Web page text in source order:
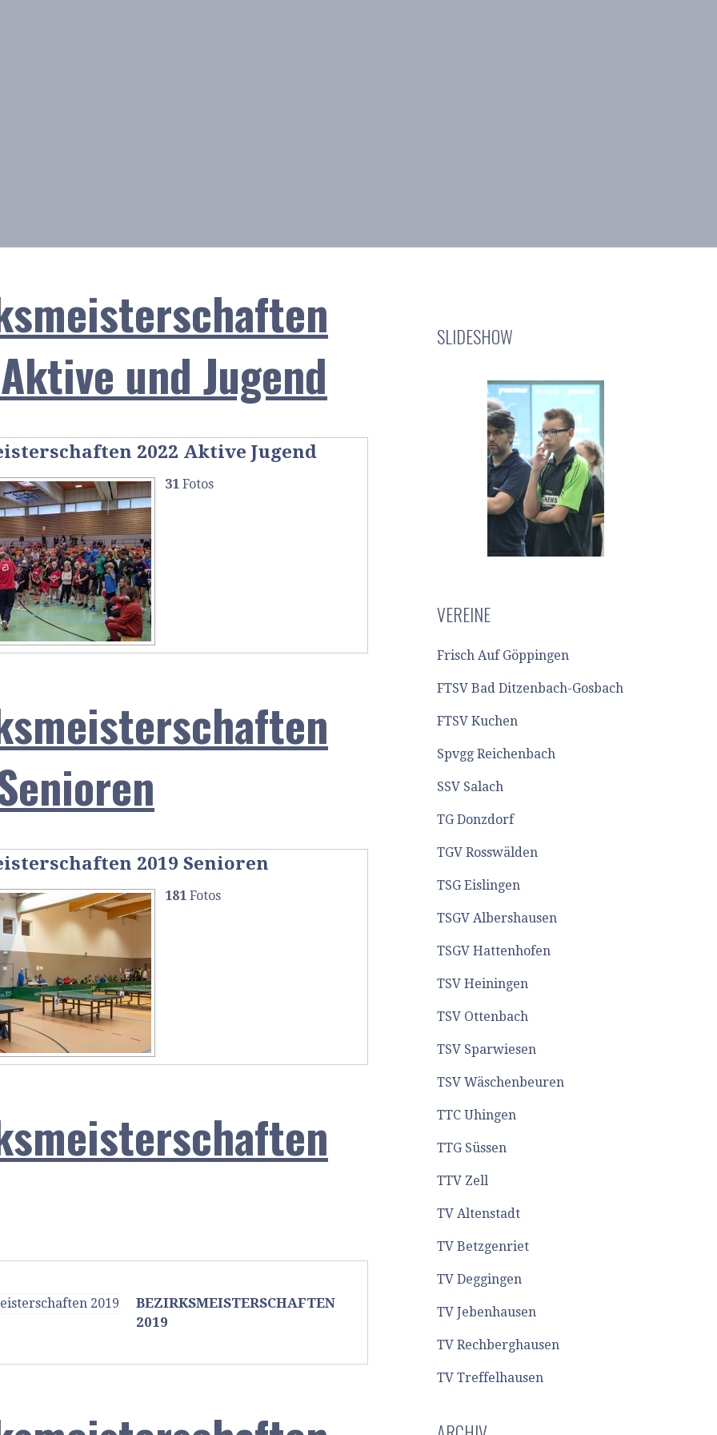
und Jugend
2022 Aktive Jugend
31 Fotos
2019 Senioren
181 Fotos
BEZIRKSMEISTERSCHAFTEN
2019
SLIDESHOW
VEREINE
Frisch Auf Göppingen
FTSV Bad Ditzenbach-Gosbach
FTSV Kuchen
Spvgg Reichenbach
SSV Salach
TG Donzdorf
TGV Rosswälden
TSG Eislingen
TSGV Albershausen
TSGV Hattenhofen
TSV Heiningen
TSV Ottenbach
TSV Sparwiesen
TSV Wäschenbeuren
TTC Uhingen
TTG Süssen
TTV Zell
TV Altenstadt
TV Betzgenriet
TV Deggingen
TV Jebenhausen
TV Rechberghausen
TV Treffelhausen